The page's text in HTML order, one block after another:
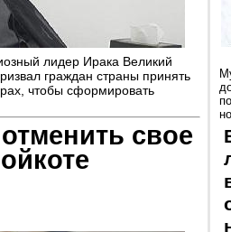
лидер Ирака Великий
граждан страны принять
чтобы сформировать
свое